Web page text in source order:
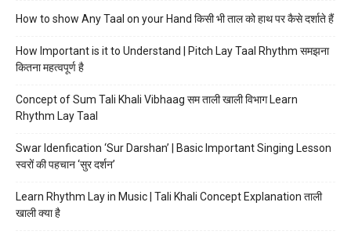
How to show Any Taal on your Hand किसी भी ताल को हाथ पर कैसे दर्शाते हैं
How Important is it to Understand | Pitch Lay Taal Rhythm समझना
कितना महत्वपूर्ण है
Concept of Sum Tali Khali Vibhaag सम ताली खाली विभाग Learn
Rhythm Lay Taal
Swar Idenfication ‘Sur Darshan’ | Basic Important Singing Lesson
स्वरों की पहचान ‘सुर दर्शन’
Learn Rhythm Lay in Music | Tali Khali Concept Explanation ताली
खाली क्या है